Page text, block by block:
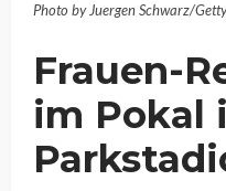
Photo by Juergen Schwarz/
Frauen-
im Pokal